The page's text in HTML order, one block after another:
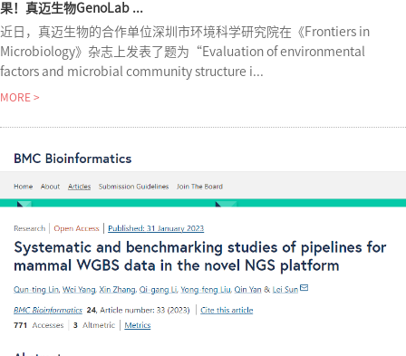
果！真迈生物GenoLab ...
近日，真迈生物的合作单位深圳市环境科学研究院在《Frontiers in
Microbiology》杂志上发表了题为“Evaluation of environmental
factors and microbial community structure i...
MORE >